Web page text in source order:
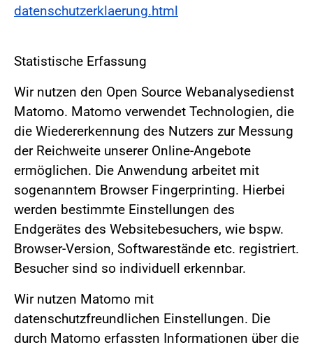
datenschutzerklaerung.html
Statistische Erfassung
Wir nutzen den Open Source Webanalysedienst
Matomo. Matomo verwendet Technologien, die
die Wiedererkennung des Nutzers zur Messung
der Reichweite unserer Online-Angebote
ermöglichen. Die Anwendung arbeitet mit
sogenanntem Browser Fingerprinting. Hierbei
werden bestimmte Einstellungen des
Endgerätes des Websitebesuchers, wie bspw.
Browser-Version, Softwarestände etc. registriert.
Besucher sind so individuell erkennbar.
Wir nutzen Matomo mit
datenschutzfreundlichen Einstellungen. Die
durch Matomo erfassten Informationen über die